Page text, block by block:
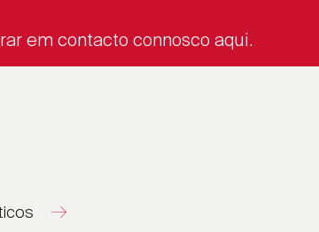
em contacto connosco aqui.